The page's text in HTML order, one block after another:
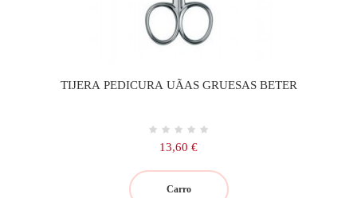
TIJERA PEDICURA UÃAS GRUESAS BETER
Precio
13,60 €
Carro